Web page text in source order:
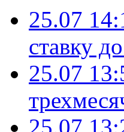
25.07
ставку
25.07
25.07